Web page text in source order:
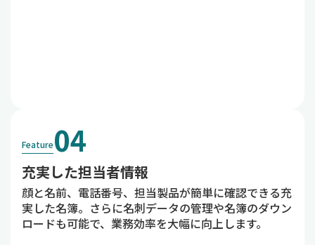
Feature04
充実した担当者情報
顔と名前、電話番号、担当製品が簡単に確認できる充
実した名簿。さらに名刺データの管理や名簿のダウン
ロードも可能で、業務効率を大幅に向上します。